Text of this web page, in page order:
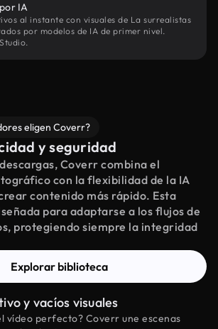
IA
al instante con visuales de La surrealistas
por modelos de IA de primer nivel.
eligen Coverr?
y seguridad
Coverr combina el
con la flexibilidad de la IA
contenido más rápido. Esta
para adaptarse a los flujos de
protegiendo siempre la integridad
Explorar biblioteca
y vacíos visuales
vídeo perfecto? Coverr une escenas